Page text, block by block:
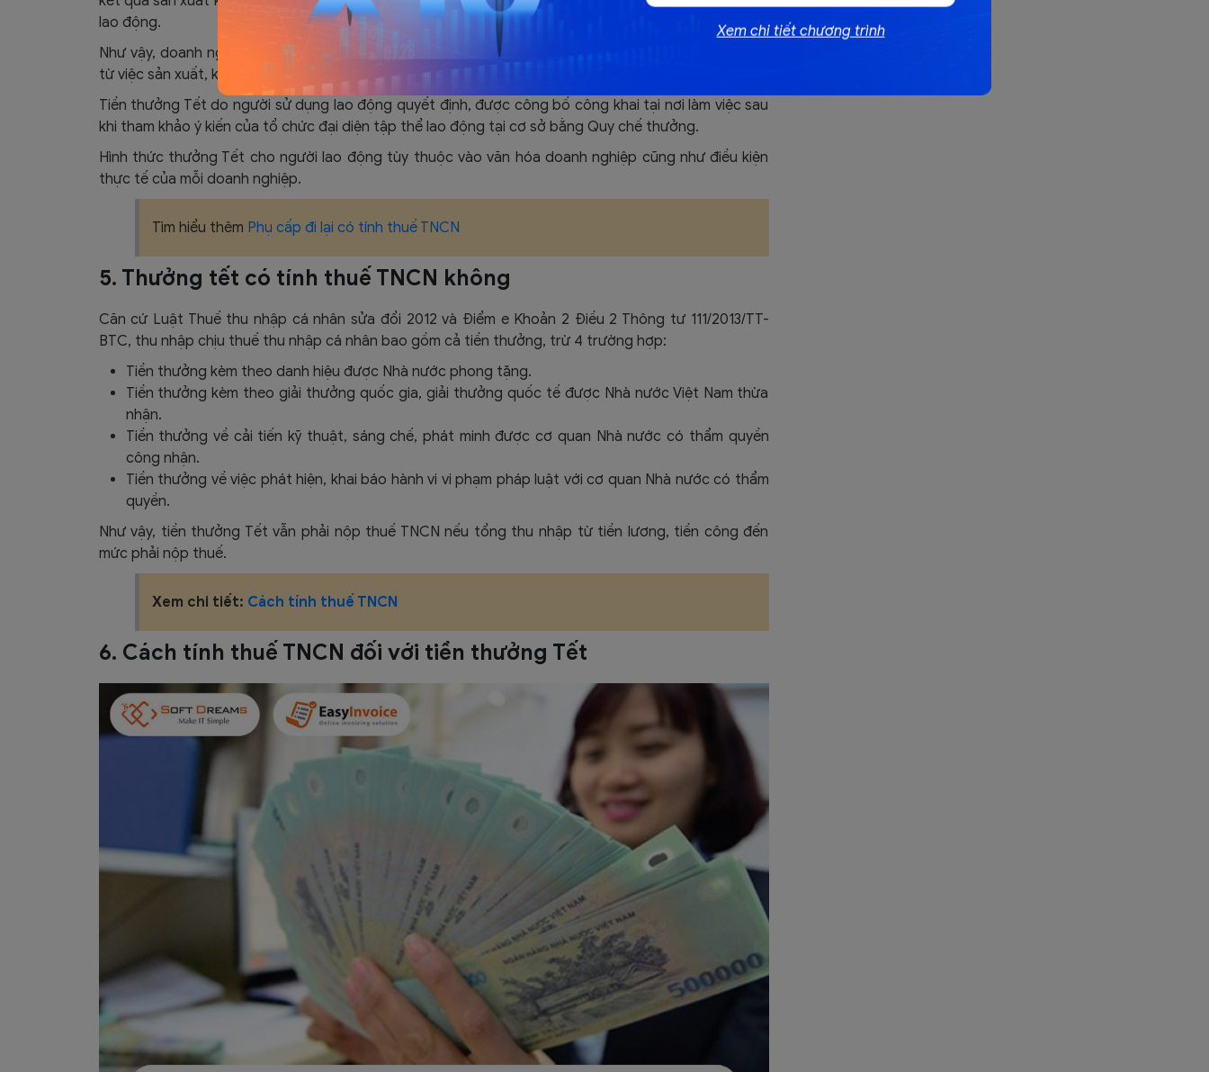
Xem chi tiết chương trình
lao động.
Như vậy, doanh nghiệp có thể không thưởng Tết cho người lao động nếu không thu được lợi nhuận
từ việc sản xuất, kinh doanh và người lao động không hoàn thành công việc.
Tiền thưởng Tết do người sử dụng lao động quyết định, được công bố công khai tại nơi làm việc sau
khi tham khảo ý kiến của tổ chức đại diện tập thể lao động tại cơ sở bằng Quy chế thưởng.
Hình thức thưởng Tết cho người lao động tùy thuộc vào văn hóa doanh nghiệp cũng như điều kiện
thực tế của mỗi doanh nghiệp.
Tìm hiểu thêm Phụ cấp đi lại có tính thuế TNCN
5. Thưởng tết có tính thuế TNCN không
Căn cứ Luật Thuế thu nhập cá nhân sửa đổi 2012 và Điểm e Khoản 2 Điều 2 Thông tư 111/2013/TT-
BTC, thu nhập chịu thuế thu nhập cá nhân bao gồm cả tiền thưởng, trừ 4 trường hợp:
Tiền thưởng kèm theo danh hiệu được Nhà nước phong tặng.
Tiền thưởng kèm theo giải thưởng quốc gia, giải thưởng quốc tế được Nhà nước Việt Nam thừa
nhận.
Tiền thưởng về cải tiến kỹ thuật, sáng chế, phát minh được cơ quan Nhà nước có thẩm quyền
công nhận.
Tiền thưởng về việc phát hiện, khai báo hành vi vi phạm pháp luật với cơ quan Nhà nước có thẩm
quyền.
Như vậy, tiền thưởng Tết vẫn phải nộp thuế TNCN nếu tổng thu nhập từ tiền lương, tiền công đến
mức phải nộp thuế.
Xem chi tiết: Cách tính thuế TNCN
6. Cách tính thuế TNCN đối với tiền thưởng Tết